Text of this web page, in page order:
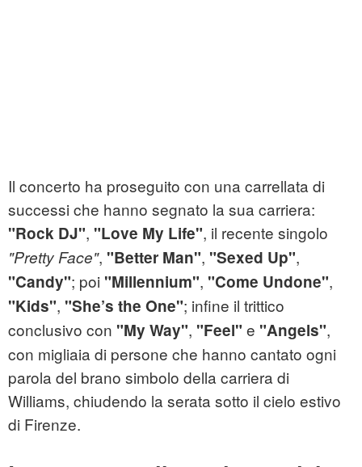
Il concerto ha proseguito con una carrellata di
successi che hanno segnato la sua carriera:
"Rock DJ", "Love My Life", il recente singolo
"Pretty Face", "Better Man", "Sexed Up",
"Candy"; poi "Millennium", "Come Undone",
"Kids", "She’s the One"; infine il trittico
conclusivo con "My Way", "Feel" e "Angels",
con migliaia di persone che hanno cantato ogni
parola del brano simbolo della carriera di
Williams, chiudendo la serata sotto il cielo estivo
di Firenze.